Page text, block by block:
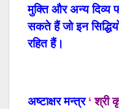
मुक्ति और अन्य दिव्य
सकते हैं जो इन
रहित हैं।
अष्टाक्षर मन्त्र ‘श्री